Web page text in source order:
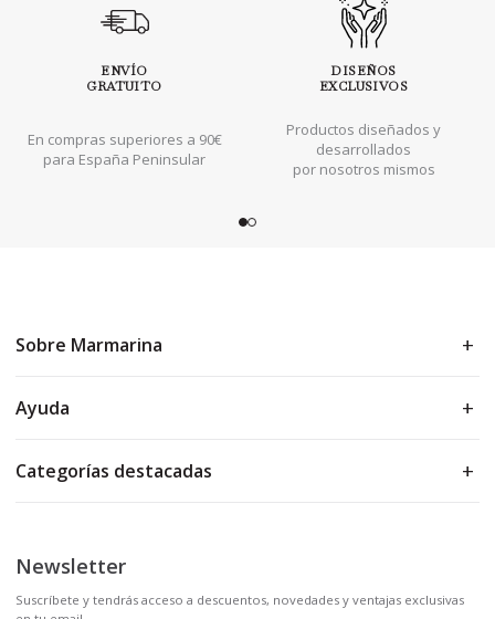
ENVÍO
GRATUITO
En compras superiores a 90€
para España Peninsular
DISEÑOS
EXCLUSIVOS
Productos diseñados y
desarrollados
por nosotros mismos
Sobre Marmarina
Ayuda
Categorías destacadas
Newsletter
Suscríbete y tendrás acceso a descuentos, novedades y ventajas exclusivas